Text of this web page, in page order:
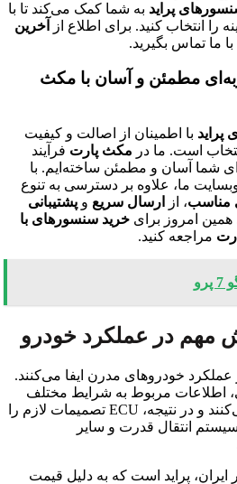
پراید به شما کمک می‌کند تا با
را انتخاب کنید. برای اطلاع از
آخرین
با ما تماس بگیرید.
مطمئن و آسان با مکث
پراید با اطمینان از اصالت و کیفیت
است. ما در مکث پارت فرآیند
شما آسان و مطمئن ساخته‌ایم. با
وبسایت ما، علاوه بر دسترسی به تنوع
مناسب، از ارسال سریع و پشتیبانی
همین امروز برای خرید سنسورهای با
مراجعه کنید.
مهم در عملکرد خودرو
خودروهای مدرن ایفا می‌کنند.
اطلاعات مربوط به شرایط مختلف
خودرو را به ECU ارسال می‌کنند و در نتیجه، ECU تصمیمات لازم را
انتقال قدرت و سایر
پراید است که به دلیل قیمت